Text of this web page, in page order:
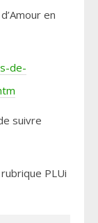
en
de-
suivre
PLUi